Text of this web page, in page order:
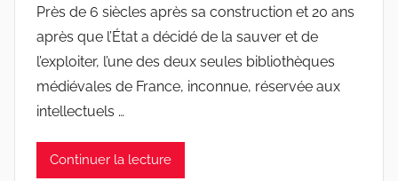
Près de 6 siècles après sa construction et 20 ans
après que l’État a décidé de la sauver et de
l’exploiter, l’une des deux seules bibliothèques
médiévales de France, inconnue, réservée aux
intellectuels …
Continuer la lecture